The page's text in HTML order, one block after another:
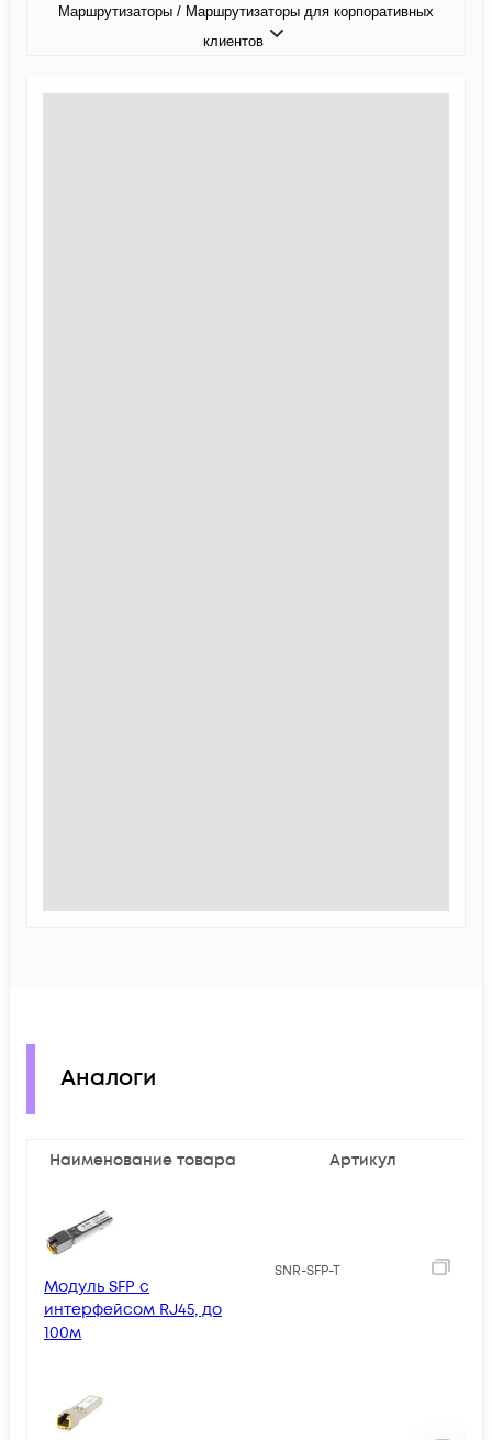
Маршрутизаторы / Маршрутизаторы для корпоративных
клиентов
Аналоги
Наименование товара Артикул
Модуль SFP с
интерфейсом RJ45, до
100м
SNR-SFP-T